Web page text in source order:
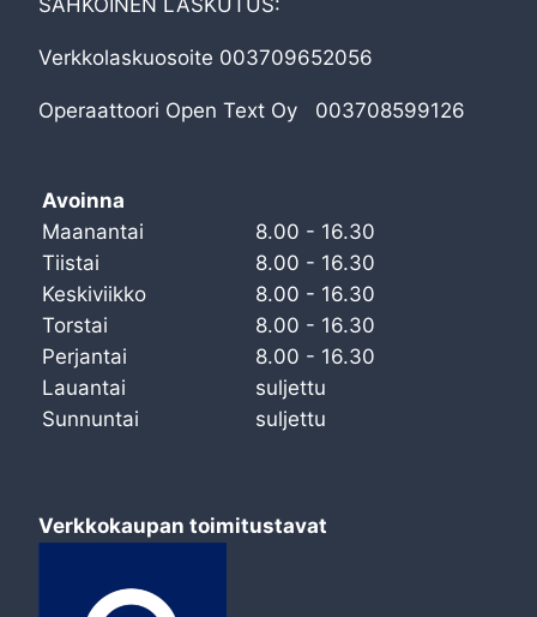
Verkkolaskuosoite 003709652056
Operaattoori Open Text Oy 003708599126
Avoinna
Maanantai
8.00 - 16.30
Tiistai
8.00 - 16.30
Keskiviikko
8.00 - 16.30
Torstai
8.00 - 16.30
Perjantai
8.00 - 16.30
Lauantai
suljettu
Sunnuntai
suljettu
Verkkokaupan toimitustavat